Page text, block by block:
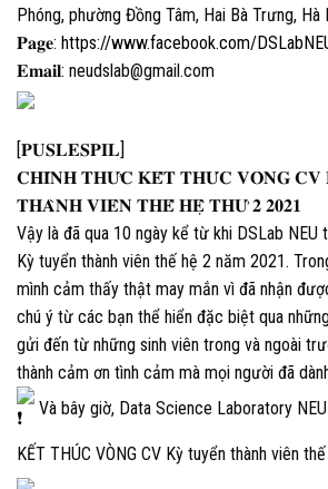
Phóng, phường Đồng Tâm, Hai Bà Trưng, Hà
𝐏𝐚𝐠𝐞: https://www.facebook.com/
𝐄𝐦𝐚𝐢𝐥: neudslab@gmail.com
[𝐏𝐔𝐒𝐋𝐄𝐒𝐏𝐈𝐋]
𝐂𝐇𝐈́𝐍𝐇 𝐓𝐇𝐔̛́𝐂 𝐊𝐄̂́𝐓 𝐓𝐇𝐔́𝐂 𝐕𝐎̀𝐍𝐆 𝐂𝐕
𝐓𝐇𝐀̀𝐍𝐇 𝐕𝐈𝐄̂𝐍 𝐓𝐇𝐄̂́ 𝐇𝐄̣̂ 𝐓𝐇𝐔̛́ 𝟐 𝟐𝟎𝟐𝟏
Vậy là đã qua 10 ngày kể từ khi DSLab NEU
Kỳ tuyển thành viên thế hệ 2 năm 2021.
mình cảm thấy thật may mắn vì đã nhận
chú ý từ các bạn thể hiển đặc biệt qua
gửi đến từ những sinh viên trong và ngoài
thành cảm ơn tình cảm mà mọi người đã
Và bây giờ, Data Science Laboratory
KẾT THÚC VÒNG CV Kỳ tuyển thành viên